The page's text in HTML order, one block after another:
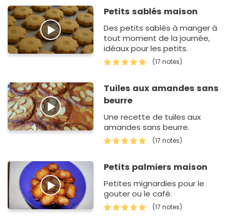
Petits sablés maison
Des petits sablés à manger à
tout moment de la journée,
idéaux pour les petits.
(17 notes)
Tuiles aux amandes sans
beurre
Une recette de tuiles aux
amandes sans beurre.
(17 notes)
Petits palmiers maison
Petites mignardies pour le
gouter ou le café.
(17 notes)